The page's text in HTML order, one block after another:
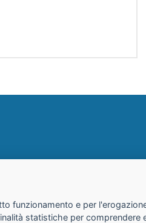
funzionamento e per
statistiche per comprendere